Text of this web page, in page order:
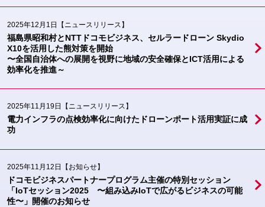
2025年12月1日 【ニュースリリース】
福島県昭和村とNTTドコモビジネス、セルラードローン Skydio
X10を活用した熊対策を開始
〜全国自治体への展開を視野に地域の安全確保とICT活用による
効率化を推進～
2025年11月19日 【ニュースリリース】
電力インフラの点検効率化に向けたドローンポート活用実証に成
功
2025年11月12日 【お知らせ】
ドコモビジネスパートナープログラム主催の特別セッション
「IoTセッション2025 〜組み込みIoTで広がるビジネスの可能
性〜」開催のお知らせ